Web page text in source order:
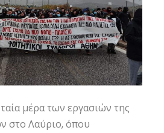
μέρα των εργασιών της
στο Λαύριο, όπου